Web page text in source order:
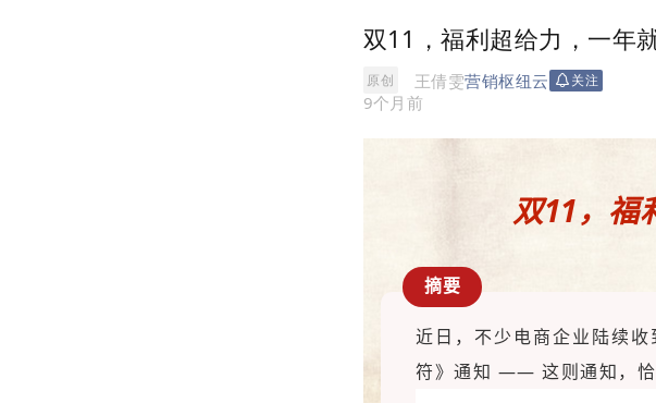
双11，福利超给力，一年
原创 王倩雯营销枢纽云 关注
9个月前
双11，福
摘要
近日，不少电商企业陆续
符》通知 —— 这则通知，恰